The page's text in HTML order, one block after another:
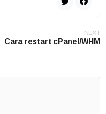
NEXT
Cara restart cPanel/WHM